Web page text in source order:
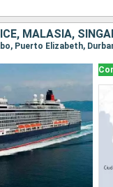
MALASIA,